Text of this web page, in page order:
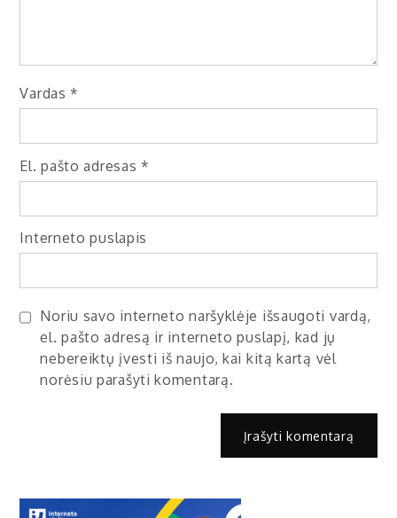
Vardas *
El. pašto adresas *
Interneto puslapis
Noriu savo interneto naršyklėje išsaugoti vardą,
el. pašto adresą ir interneto puslapį, kad jų
nebereiktų įvesti iš naujo, kai kitą kartą vėl
norėsiu parašyti komentarą.